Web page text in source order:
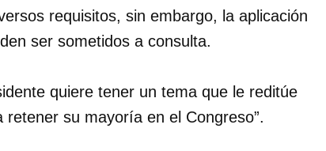
requisitos, sin embargo, la aplicación
ser sometidos a consulta.
quiere tener un tema que le reditúe
su mayoría en el Congreso”.